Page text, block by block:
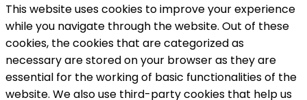
This website uses cookies to improve your experience
while you navigate through the website. Out of these
cookies, the cookies that are categorized as
necessary are stored on your browser as they are
essential for the working of basic functionalities of the
website. We also use third-party cookies that help us